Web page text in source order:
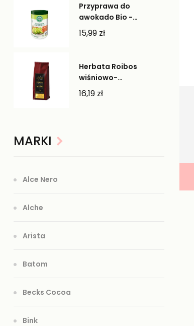
Przyprawa do
awokado Bio -
Lebensbaum
15,99 zł
Herbata Roibos
wiśniowo-
pomarańczowa -
Cherry Gifts
16,19 zł
MARKI
Alce Nero
Alche
Arista
Batom
Becks Cocoa
Bink